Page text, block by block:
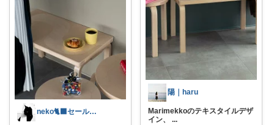
neko🐈‍⬛セール 人気 福袋
陽｜haru
Marimekkoのテキスタイルデザ
イン、
...